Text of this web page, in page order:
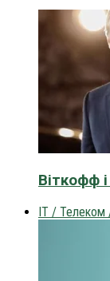
Віткофф
IT / Телеком